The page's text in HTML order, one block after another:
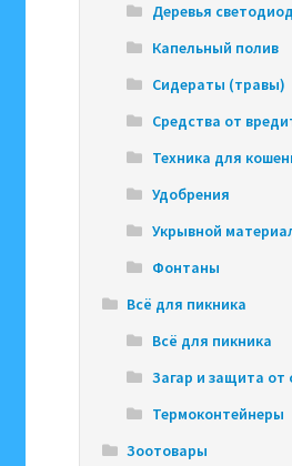
Деревья
Капельный полив
Сидераты (травы)
Средства от
Техника для
Удобрения
Укрывной
Фонтаны
Всё для пикника
Всё для пикника
Загар и защита от
Термоконтейнеры
Зоотовары